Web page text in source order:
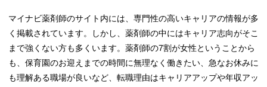
マイナビ薬剤師のサイト内には、専門性の高いキャリアの情報が多
く掲載されています。しかし、薬剤師の中にはキャリア志向がそこ
まで強くない方も多くいます。薬剤師の7割が女性ということから
も、保育園のお迎えまでの時間に無理なく働きたい、急なお休みに
も理解ある職場が良いなど、転職理由はキャリアアップや年収アッ